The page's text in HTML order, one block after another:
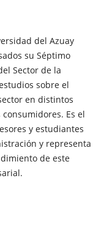
del Azuay
su Séptimo
Sector de la
sobre el
en distintos
Es el
y estudiantes
y representa
de este